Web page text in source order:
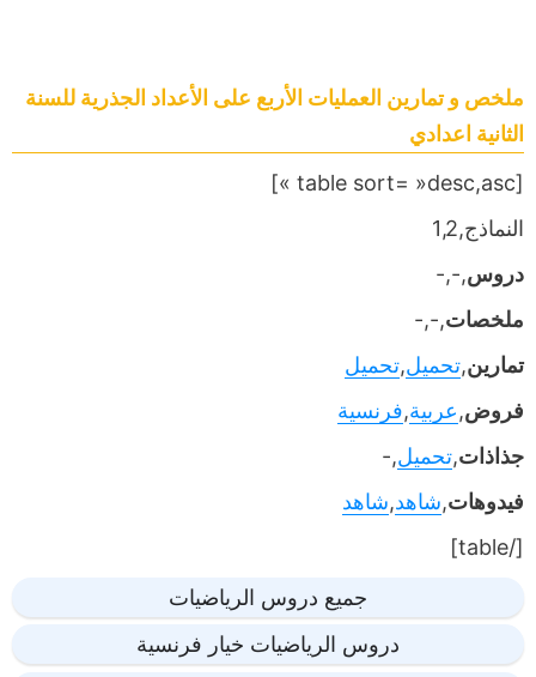
ملخص و تمارين العمليات الأربع على الأعداد الجذرية للسنة
الثانية اعدادي
[table sort= »desc,asc »]
النماذج,1,2
دروس,-,-
ملخصات,-,-
تمارين,تحميل,تحميل
فروض,عربية,فرنسية
جذاذات,تحميل,-
فيدوهات,شاهد,شاهد
[/table]
جميع دروس الرياضيات
دروس الرياضيات خيار فرنسية